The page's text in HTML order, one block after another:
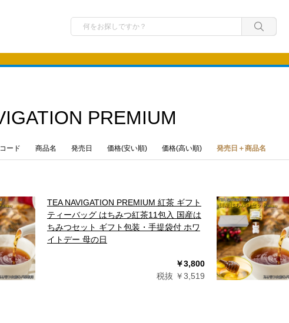
PREMIUM
ード 商品名 発売日 価格(安い順) 価格(高い順) 発売日＋商品名
TEA NAVIGATION PREMIUM 紅茶 ギフト
ティーバッグ はちみつ紅茶11包入 国産は
ちみつセット ギフト包装・手提袋付 ホワ
イトデー 母の日
￥3,800
税抜 ￥3,519